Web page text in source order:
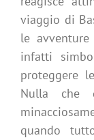
viaggio di
le
infatti
proteggere
Nulla che
quando